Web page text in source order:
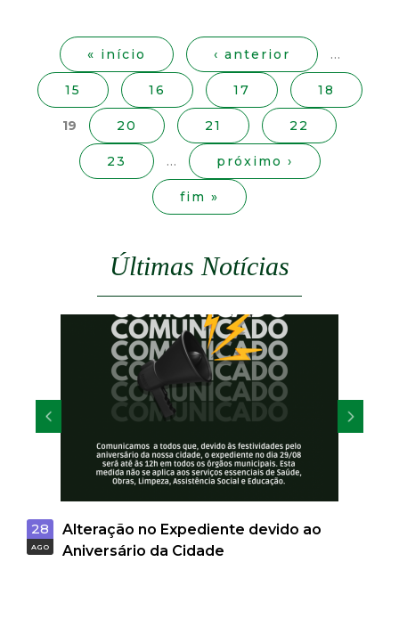
n
q
G
n
« início ‹ anterior …
15 16 17 18
19 20 21 22
23 … próximo ›
fim »
Últimas Notícias
28
AGO
Alteração no Expediente devido ao
Aniversário da Cidade